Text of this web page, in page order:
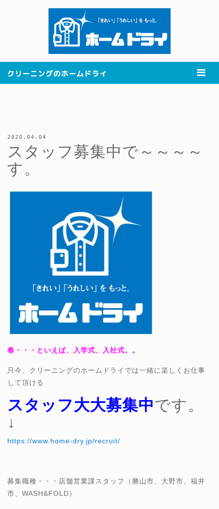
2020.04.04
スタッフ募集中で～～～～
す。
春・・・といえば、入学式、入社式。。
只今、クリーニングのホームドライでは一緒に楽しくお仕事
して頂ける
スタッフ大大募集中です。
↓
https://www.home-dry.jp/recruit/
募集職種・・・店舗営業課スタッフ（勝山市、大野市、福井
市、WASH&FOLD）